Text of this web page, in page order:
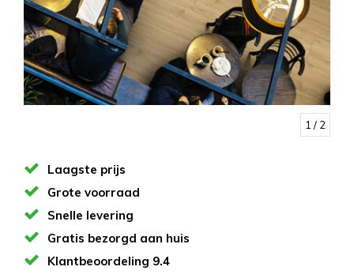
1 / 2
Laagste prijs
Grote voorraad
Snelle levering
Gratis bezorgd aan huis
Klantbeoordeling 9.4